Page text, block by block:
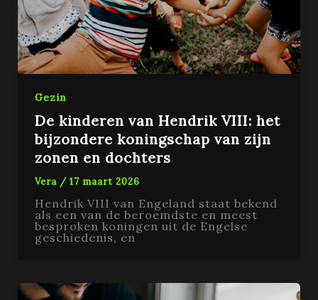
Gezin
De kinderen van Hendrik VIII: het
bijzondere koningschap van zijn
zonen en dochters
Vera / 17 maart 2026
Hendrik VIII van Engeland staat bekend
als een van de beroemdste en meest
besproken koningen uit de Engelse
geschiedenis, en